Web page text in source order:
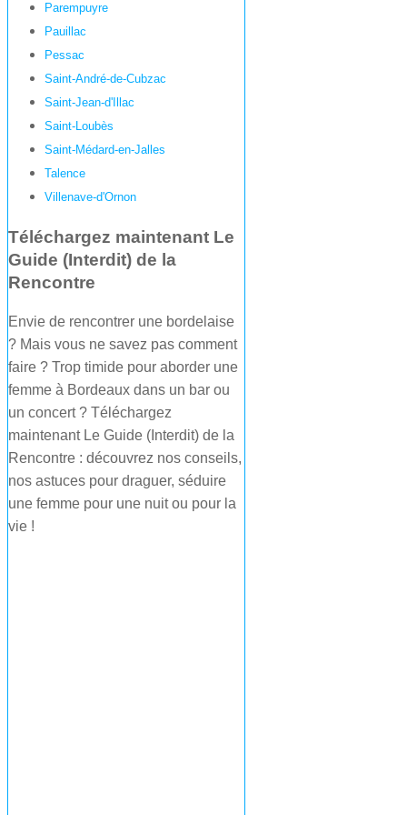
Parempuyre
Pauillac
Pessac
Saint-André-de-Cubzac
Saint-Jean-d'Illac
Saint-Loubès
Saint-Médard-en-Jalles
Talence
Villenave-d'Ornon
Téléchargez maintenant Le
Guide (Interdit) de la
Rencontre
Envie de rencontrer une bordelaise
? Mais vous ne savez pas comment
faire ? Trop timide pour aborder une
femme à Bordeaux dans un bar ou
un concert ? Téléchargez
maintenant Le Guide (Interdit) de la
Rencontre : découvrez nos conseils,
nos astuces pour draguer, séduire
une femme pour une nuit ou pour la
vie !